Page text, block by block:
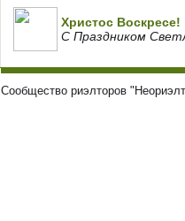
Христос Воскресе!
С Праздником
Сообщество риэлторов